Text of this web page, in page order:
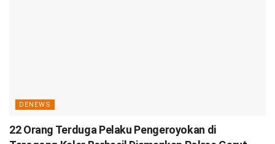
DENEWS
22 Orang Terduga Pelaku Pengeroyokan di